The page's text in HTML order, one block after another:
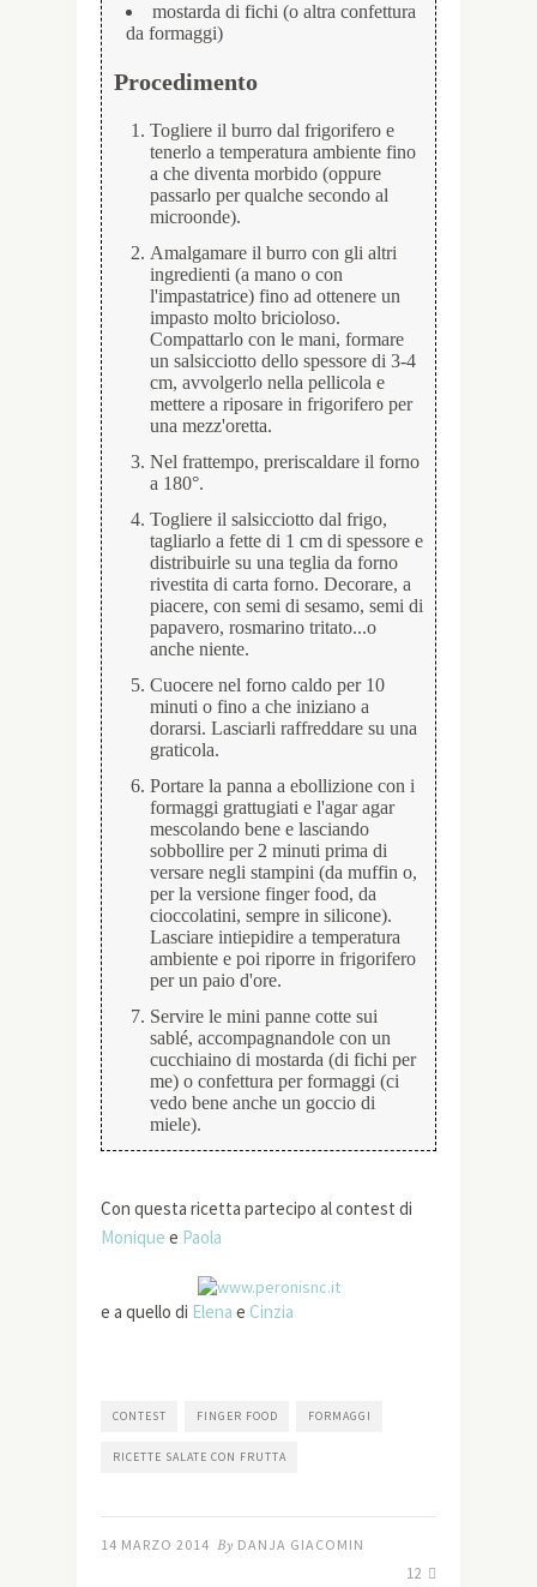
mostarda di fichi (o altra confettura
da formaggi)
Procedimento
Togliere il burro dal frigorifero e
tenerlo a temperatura ambiente fino
a che diventa morbido (oppure
passarlo per qualche secondo al
microonde).
Amalgamare il burro con gli altri
ingredienti (a mano o con
l'impastatrice) fino ad ottenere un
impasto molto bricioloso.
Compattarlo con le mani, formare
un salsicciotto dello spessore di 3-4
cm, avvolgerlo nella pellicola e
mettere a riposare in frigorifero per
una mezz'oretta.
Nel frattempo, preriscaldare il forno
a 180°.
Togliere il salsicciotto dal frigo,
tagliarlo a fette di 1 cm di spessore e
distribuirle su una teglia da forno
rivestita di carta forno. Decorare, a
piacere, con semi di sesamo, semi di
papavero, rosmarino tritato...o
anche niente.
Cuocere nel forno caldo per 10
minuti o fino a che iniziano a
dorarsi. Lasciarli raffreddare su una
graticola.
Portare la panna a ebollizione con i
formaggi grattugiati e l'agar agar
mescolando bene e lasciando
sobbollire per 2 minuti prima di
versare negli stampini (da muffin o,
per la versione finger food, da
cioccolatini, sempre in silicone).
Lasciare intiepidire a temperatura
ambiente e poi riporre in frigorifero
per un paio d'ore.
Servire le mini panne cotte sui
sablé, accompagnandole con un
cucchiaino di mostarda (di fichi per
me) o confettura per formaggi (ci
vedo bene anche un goccio di
miele).
Con questa ricetta partecipo al contest di
Monique e Paola
e a quello di Elena e Cinzia
CONTEST FINGER FOOD FORMAGGI
RICETTE SALATE CON FRUTTA
14 MARZO 2014 By DANJA GIACOMIN
12